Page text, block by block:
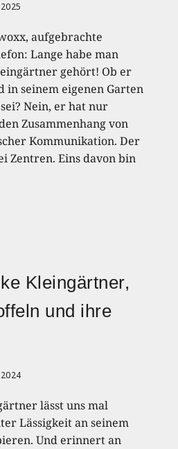
aufgebrachte
Lange habe man
gehört! Ob er
in seinem eigenen Garten
Nein, er hat nur
Zusammenhang von
Kommunikation. Der
Zentren. Eins davon bin
Kleingärtner,
und ihre
lässt uns mal
Lässigkeit an seinem
Und erinnert an